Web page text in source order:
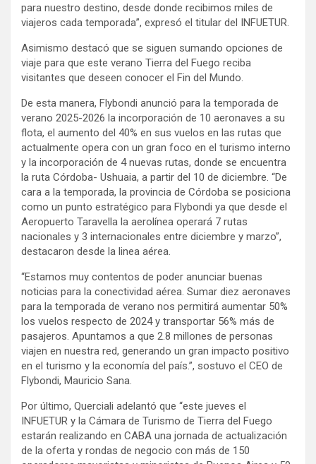
para nuestro destino, desde donde recibimos miles de
viajeros cada temporada”, expresó el titular del INFUETUR.
Asimismo destacó que se siguen sumando opciones de
viaje para que este verano Tierra del Fuego reciba
visitantes que deseen conocer el Fin del Mundo.
De esta manera, Flybondi anunció para la temporada de
verano 2025-2026 la incorporación de 10 aeronaves a su
flota, el aumento del 40% en sus vuelos en las rutas que
actualmente opera con un gran foco en el turismo interno
y la incorporación de 4 nuevas rutas, donde se encuentra
la ruta Córdoba- Ushuaia, a partir del 10 de diciembre. “De
cara a la temporada, la provincia de Córdoba se posiciona
como un punto estratégico para Flybondi ya que desde el
Aeropuerto Taravella la aerolínea operará 7 rutas
nacionales y 3 internacionales entre diciembre y marzo”,
destacaron desde la linea aérea.
“Estamos muy contentos de poder anunciar buenas
noticias para la conectividad aérea. Sumar diez aeronaves
para la temporada de verano nos permitirá aumentar 50%
los vuelos respecto de 2024 y transportar 56% más de
pasajeros. Apuntamos a que 2.8 millones de personas
viajen en nuestra red, generando un gran impacto positivo
en el turismo y la economía del país.”, sostuvo el CEO de
Flybondi, Mauricio Sana.
Por último, Querciali adelantó que “este jueves el
INFUETUR y la Cámara de Turismo de Tierra del Fuego
estarán realizando en CABA una jornada de actualización
de la oferta y rondas de negocio con más de 150